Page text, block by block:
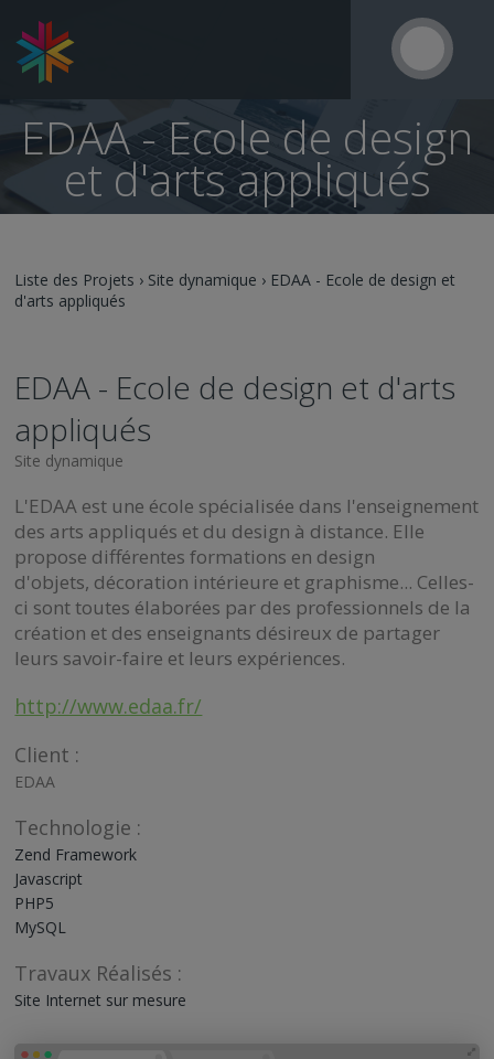
EDAA - Ecole de design
et d'arts appliqués
Liste des Projets › Site dynamique › EDAA - Ecole de design et
d'arts appliqués
EDAA - Ecole de design et d'arts
appliqués
Site dynamique
L'EDAA est une école spécialisée dans l'enseignement
des arts appliqués et du design à distance. Elle
propose différentes formations en design
d'objets, décoration intérieure et graphisme... Celles-
ci sont toutes élaborées par des professionnels de la
création et des enseignants désireux de partager
leurs savoir-faire et leurs expériences.
http://www.edaa.fr/
Client :
EDAA
Technologie :
Zend Framework
Javascript
PHP5
MySQL
Travaux Réalisés :
Site Internet sur mesure